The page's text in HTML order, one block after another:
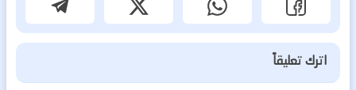
اترك تعليقاً